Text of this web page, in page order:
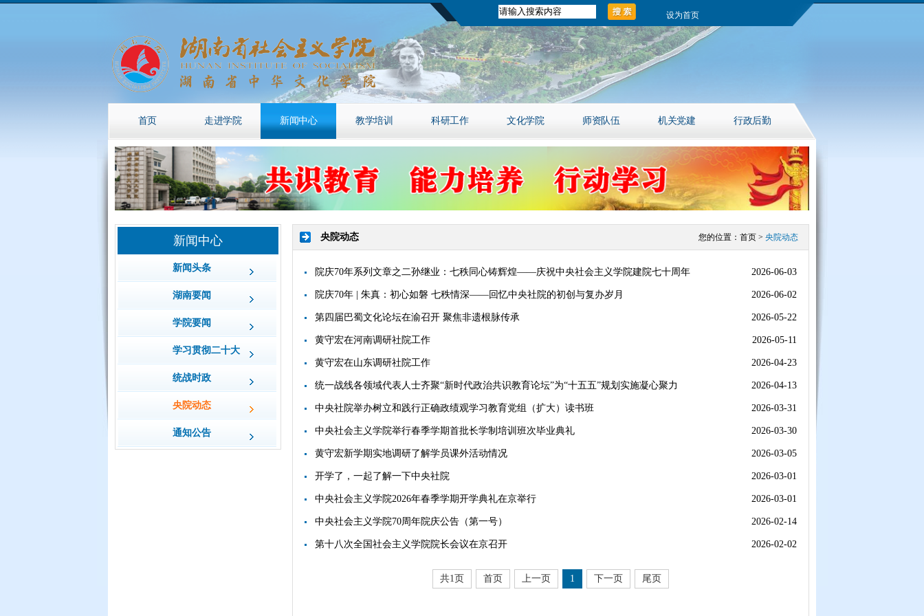
设为首页
首页 走进学院 新闻中心 教学培训 科研工作 文化学院 师资队伍 机关党建 行政后勤
新闻中心
新闻头条
湖南要闻
学院要闻
学习贯彻二十大
统战时政
央院动态
通知公告
央院动态 您的位置： 首页 > 央院动态
院庆70年系列文章之二孙继业：七秩同心铸辉煌——庆祝中央社会主义学院建院七十周年 2026-06-03
院庆70年 | 朱真：初心如磐 七秩情深——回忆中央社院的初创与复办岁月 2026-06-02
第四届巴蜀文化论坛在渝召开 聚焦非遗根脉传承 2026-05-22
黄守宏在河南调研社院工作 2026-05-11
黄守宏在山东调研社院工作 2026-04-23
统一战线各领域代表人士齐聚“新时代政治共识教育论坛”为“十五五”规划实施凝心聚力 2026-04-13
中央社院举办树立和践行正确政绩观学习教育党组（扩大）读书班 2026-03-31
中央社会主义学院举行春季学期首批长学制培训班次毕业典礼 2026-03-30
黄守宏新学期实地调研了解学员课外活动情况 2026-03-05
开学了，一起了解一下中央社院 2026-03-01
中央社会主义学院2026年春季学期开学典礼在京举行 2026-03-01
中央社会主义学院70周年院庆公告（第一号） 2026-02-14
第十八次全国社会主义学院院长会议在京召开 2026-02-02
共1页 首页 上一页 1 下一页 尾页